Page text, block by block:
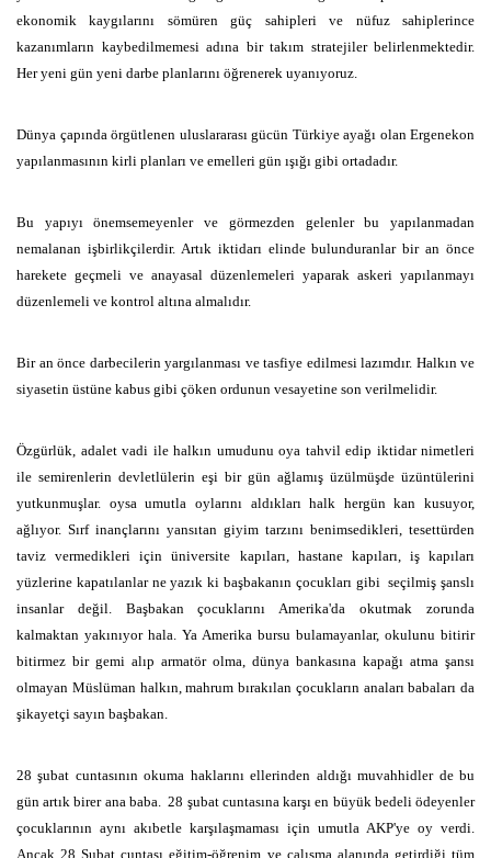
ekonomik kaygılarını sömüren güç sahipleri ve nüfuz sahiplerince
kazanımların kaybedilmemesi adına bir takım stratejiler belirlenmektedir.
Her yeni gün yeni darbe planlarını öğrenerek uyanıyoruz.
Dünya çapında örgütlenen uluslararası gücün Türkiye ayağı olan Ergenekon
yapılanmasının kirli planları ve emelleri gün ışığı gibi ortadadır.
Bu yapıyı önemsemeyenler ve görmezden gelenler bu yapılanmadan
nemalanan işbirlikçilerdir. Artık iktidarı elinde bulunduranlar bir an önce
harekete geçmeli ve anayasal düzenlemeleri yaparak askeri yapılanmayı
düzenlemeli ve kontrol altına almalıdır.
Bir an önce darbecilerin yargılanması ve tasfiye edilmesi lazımdır. Halkın ve
siyasetin üstüne kabus gibi çöken ordunun vesayetine son verilmelidir.
Özgürlük, adalet vadi ile halkın umudunu oya tahvil edip iktidar nimetleri
ile semirenlerin devletlülerin eşi bir gün ağlamış üzülmüşde üzüntülerini
yutkunmuşlar. oysa umutla oylarını aldıkları halk hergün kan kusuyor,
ağlıyor. Sırf inançlarını yansıtan giyim tarzını benimsedikleri, tesettürden
taviz vermedikleri için üniversite kapıları, hastane kapıları, iş kapıları
yüzlerine kapatılanlar ne yazık ki başbakanın çocukları gibi seçilmiş şanslı
insanlar değil. Başbakan çocuklarını Amerika'da okutmak zorunda
kalmaktan yakınıyor hala. Ya Amerika bursu bulamayanlar, okulunu bitirir
bitirmez bir gemi alıp armatör olma, dünya bankasına kapağı atma şansı
olmayan Müslüman halkın, mahrum bırakılan çocukların anaları babaları da
şikayetçi sayın başbakan.
28 şubat cuntasının okuma haklarını ellerinden aldığı muvahhidler de bu
gün artık birer ana baba. 28 şubat cuntasına karşı en büyük bedeli ödeyenler
çocuklarının aynı akıbetle karşılaşmaması için umutla AKP'ye oy verdi.
Ancak 28 Şubat cuntası eğitim-öğrenim ve çalışma alanında getirdiği tüm